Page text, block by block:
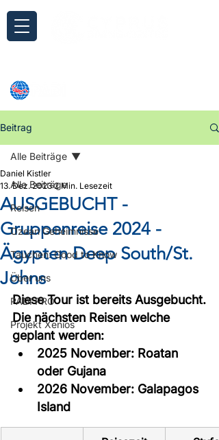
Beitrag
Alle Beiträge
Reisen
Ozean Geheimnisse
Tauchen: Good to Know
Über uns
PADI PRO
Projekt Xenios
Alle Beiträge
AUSGEBUCHT -
Gruppenreise 2024 -
Ägypten Deep South/St.
Johns
Daniel Kistler
13. Dez. 2023 2 Min. Lesezeit
Diese Tour ist bereits Ausgebucht.
Die nächsten Reisen welche
geplant werden:
2025 November: Roatan
oder Gujana
2026 November: Galapagos
Island